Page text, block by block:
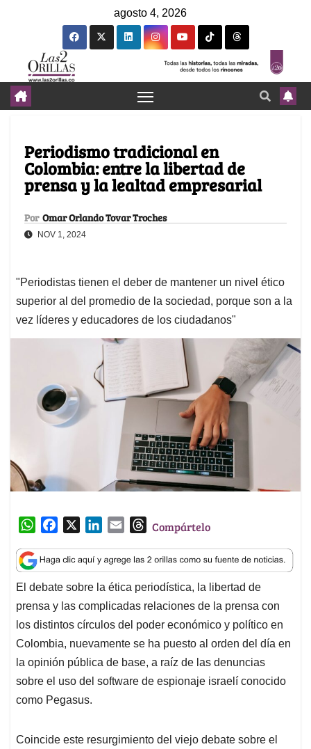
agosto 4, 2026
Periodismo tradicional en
Colombia: entre la libertad de
prensa y la lealtad empresarial
Por Omar Orlando Tovar Troches
NOV 1, 2024
"Periodistas tienen el deber de mantener un nivel ético
superior al del promedio de la sociedad, porque son a la
vez líderes y educadores de los ciudadanos"
W
a
t
s
A
p
p
c
e
b
o
o
k
n
k
e
d
I
n
a
i
l
T
r
e
a
d
s
Compártelo
El debate sobre la ética periodística, la libertad de
prensa y las complicadas relaciones de la prensa con
los distintos círculos del poder económico y político en
Colombia, nuevamente se ha puesto al orden del día en
la opinión pública de base, a raíz de las denuncias
sobre el uso del software de espionaje israelí conocido
como Pegasus.
Coincide este resurgimiento del viejo debate sobre el